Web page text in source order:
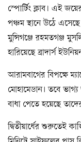
স্পোর্টিং ক্লাব। এই
পঞ্চম স্থানে উঠে
মুন্সিগঞ্জে রহমতগঞ্জ
হারিয়েছে ব্রাদার্স
আরামবাগের বিপক্ষে
মোহামেডান। তবে
বাধা পেতে হয়েছে
দ্বিতীয়ার্ধের শুরুতেই